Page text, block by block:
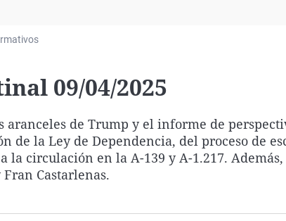
09/04/2025
aranceles de Trump y el informe de
de la Ley de Dependencia, del proceso de
la circulación en la A-139 y A-1.217.
Castarlenas.